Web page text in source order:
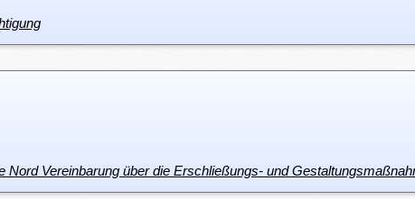
Vereinbarung über die Erschließungs- und